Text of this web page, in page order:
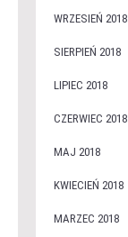
WRZESIEŃ 2018
SIERPIEŃ 2018
LIPIEC 2018
CZERWIEC 2018
MAJ 2018
KWIECIEŃ 2018
MARZEC 2018